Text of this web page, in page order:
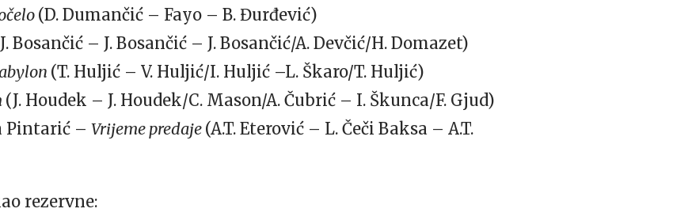
(D. Dumančić – Fayo – B. Đurđević)
Bosančić – J. Bosančić – J. Bosančić/A. Devčić/H. Domazet)
(T. Huljić – V. Huljić/I. Huljić –L. Škaro/T. Huljić)
(J. Houdek – J. Houdek/C. Mason/A. Čubrić – I. Škunca/F. Gjud)
Pintarić – Vrijeme predaje (A.T. Eterović – L. Čeči Baksa – A.T.
rezervne: